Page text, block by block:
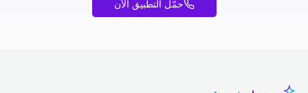
حمّل التطبيق الآن